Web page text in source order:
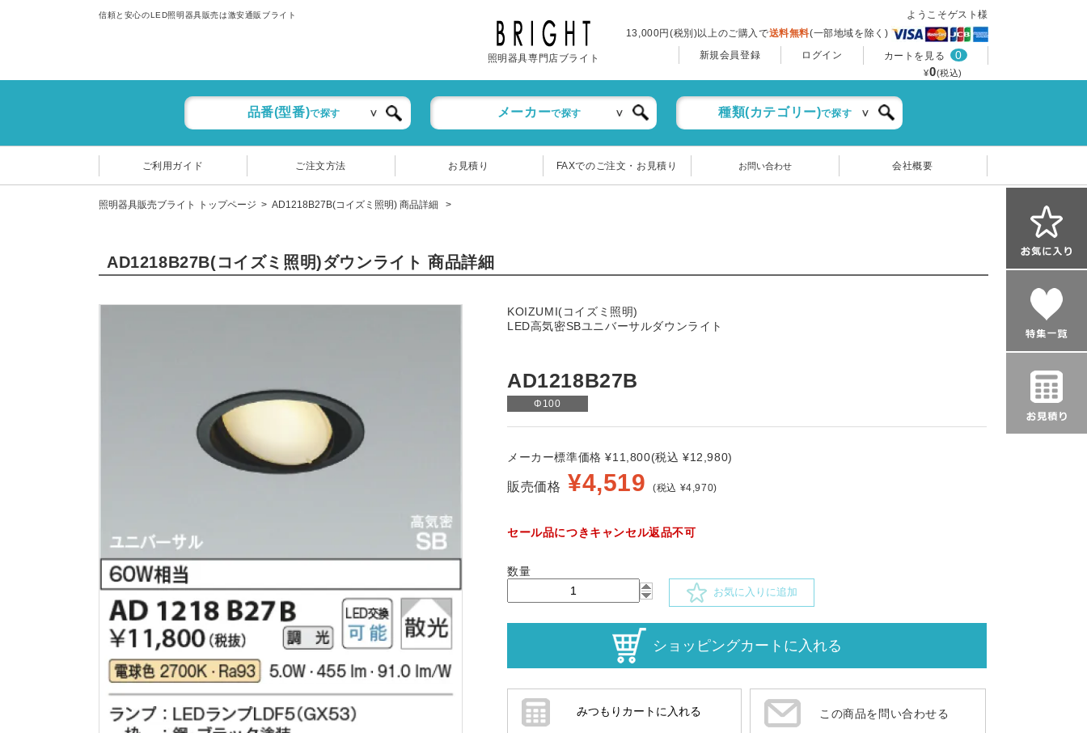
信頼と安心のLED照明器具販売は激安通販ブライト
照明器具専門店ブライト
ようこそゲスト様
13,000円(税別)以上のご購入で送料無料(一部地域を除く)
新規会員登録
ログイン カートを見る 0
¥0(税込)
品番(型番)で探す メーカーで探す 種類(カテゴリー)で探す
ご利用ガイド ご注文方法 お見積り FAXでのご注文・お見積り お問い合わせ 会社概要
照明器具販売ブライト トップページ AD1218B27B(コイズミ照明) 商品詳細
AD1218B27B(コイズミ照明)ダウンライト 商品詳細
KOIZUMI(コイズミ照明)
LED高気密SBユニバーサルダウンライト
AD1218B27B
Φ100
メーカー標準価格 ¥11,800(税込 ¥12,980)
販売価格 ¥4,519 (税込 ¥4,970)
セール品につきキャンセル返品不可
数量
お気に入りに追加
この商品を問い合わせる